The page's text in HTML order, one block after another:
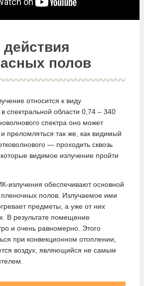
полов
относится к виду
спектральной области 0,74 – 340
спектра оно может
и преломляться так же, как видимый
— проходить сквозь
видимое излучение пройти
излучения обеспечивают основной
полов. Излучаемое ими
предметы, а уже от них
В результате помещение
и очень равномерно. Этого
при конвекционном отоплении,
воздух, являющийся не самым